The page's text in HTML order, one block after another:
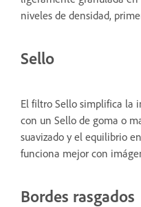
niveles de densidad,
Sello
El filtro Sello simplifica la
con un Sello de goma o
suavizado y el equilibrio
funciona mejor con
Bordes rasgados